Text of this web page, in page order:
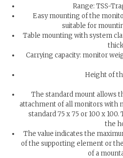
Range: TSS-
Easy mounting of the
suitable for
Table mounting with system
Carrying capacity: monitor
Height of
The standard mount allows
attachment of all monitors with
standard 75 x 75 or 100 x 100.
the
The value indicates the
of the supporting element or
of a